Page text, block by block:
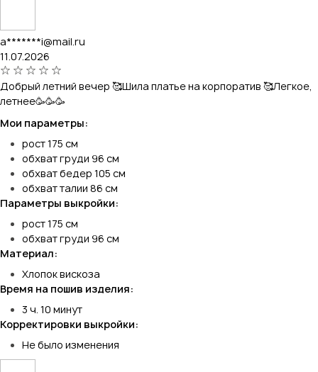
a*******i@mail.ru
11.07.2026
Добрый летний вечер 🥰Шила платье на корпоратив 🥰Легкое,
летнее🥳🥳🥳
Мои параметры:
рост 175 см
обхват груди 96 см
обхват бедер 105 см
обхват талии 86 см
Параметры выкройки:
рост 175 см
обхват груди 96 см
Материал:
Хлопок вискоза
Время на пошив изделия:
3 ч. 10 минут
Корректировки выкройки:
Не было изменения